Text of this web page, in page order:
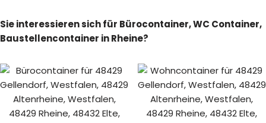
Sie interessieren sich für Bürocontainer, WC Container,
Baustellencontainer in Rheine?